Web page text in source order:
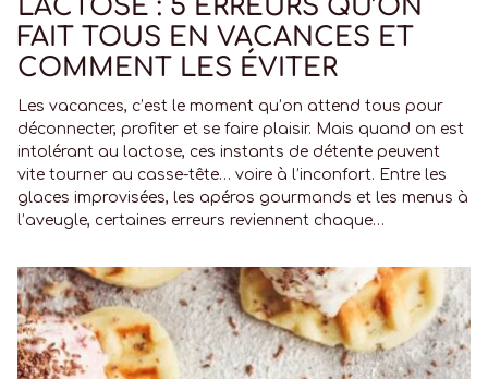
LACTOSE : 5 ERREURS QU’ON
FAIT TOUS EN VACANCES ET
COMMENT LES ÉVITER
Les vacances, c’est le moment qu’on attend tous pour
déconnecter, profiter et se faire plaisir. Mais quand on est
intolérant au lactose, ces instants de détente peuvent
vite tourner au casse-tête… voire à l’inconfort. Entre les
glaces improvisées, les apéros gourmands et les menus à
l’aveugle, certaines erreurs reviennent chaque…